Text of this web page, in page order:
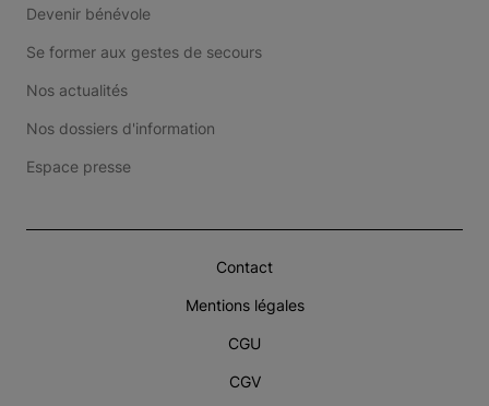
Devenir bénévole
Se former aux gestes de secours
Nos actualités
Nos dossiers d'information
Espace presse
Contact
Mentions légales
CGU
CGV